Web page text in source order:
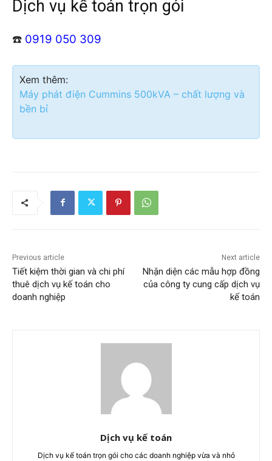
Dịch vụ kế toán trọn gói
☎️ 0919 050 309
Xem thêm:
Máy phát điện Cummins 500kVA – chất lượng và
bền bỉ
Previous article
Tiết kiệm thời gian và chi phí
thuê dịch vụ kế toán cho
doanh nghiệp
Next article
Nhận diện các mẫu hợp đồng
của công ty cung cấp dịch vụ
kế toán
Dịch vụ kế toán
Dịch vụ kế toán trọn gói cho các doanh nghiệp vừa và nhỏ